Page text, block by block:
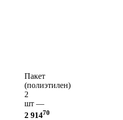
Пакет
(полиэтилен)
2
шт —
2 91470